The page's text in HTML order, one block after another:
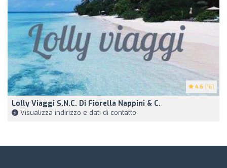
4.6 (16)
Lolly Viaggi S.N.C. Di Fiorella Nappini & C.
Visualizza indirizzo e dati di contatto